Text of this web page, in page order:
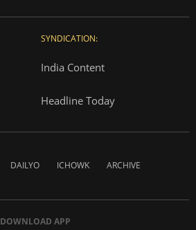
SYNDICATION:
India Content
Headline Today
DAILYO ICHOWK ARCHIVE
DOWNLOAD APP